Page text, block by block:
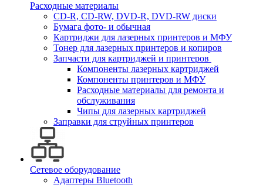
Расходные материалы
CD-R, CD-RW, DVD-R, DVD-RW диски
Бумага фото- и обычная
Картриджи для лазерных принтеров и МФУ
Тонер для лазерных принтеров и копиров
Запчасти для картриджей и принтеров
Компоненты лазерных картриджей
Компоненты принтеров и МФУ
Расходные материалы для ремонта и
обслуживания
Чипы для лазерных картриджей
Заправки для струйных принтеров
Сетевое оборудование
Адаптеры Bluetooth